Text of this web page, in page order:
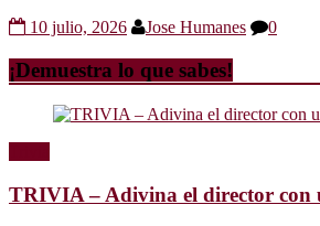
10 julio, 2026 Jose Humanes 0
¡Demuestra lo que sabes!
TRIVIA – Adivina el director con